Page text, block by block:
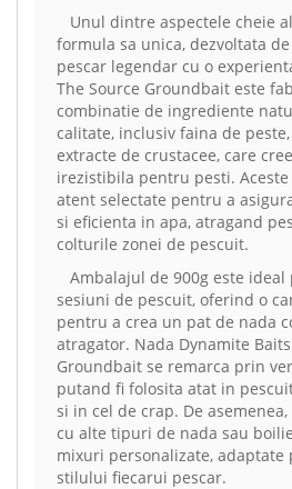
Unul dintre aspectele cheie
formula sa unica, dezvoltata
pescar legendar cu o
The Source Groundbait este
combinatie de ingrediente
calitate, inclusiv faina de
extracte de crustacee, care
irezistibila pentru pesti.
atent selectate pentru a
si eficienta in apa, atragand
colturile zonei de pescuit.
Ambalajul de 900g este
sesiuni de pescuit, oferind o
pentru a crea un pat de nada
atragator. Nada Dynamite
Groundbait se remarca prin
putand fi folosita atat in
si in cel de crap. De
cu alte tipuri de nada sau
mixuri personalizate,
stilului fiecarui pescar.